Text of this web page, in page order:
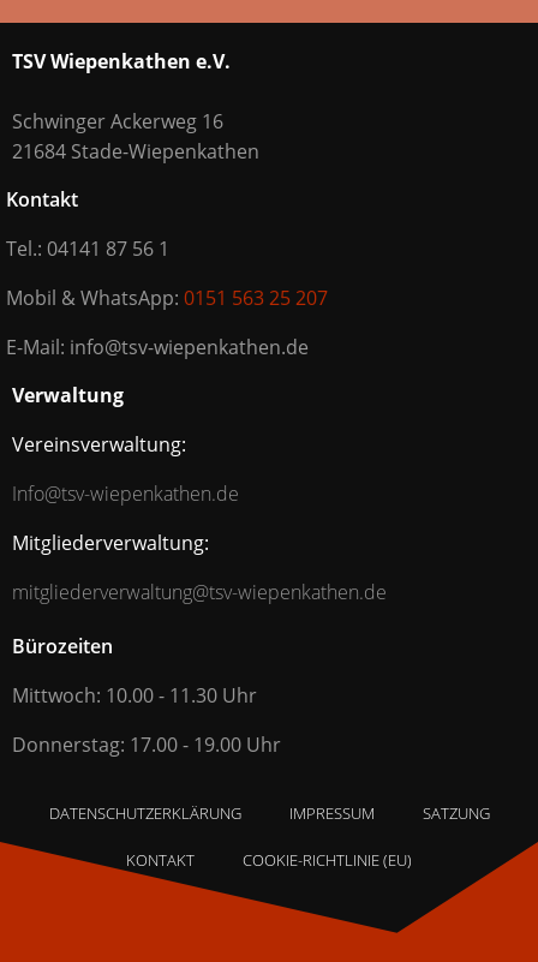
TSV Wiepenkathen e.V.
Schwinger Ackerweg 16
21684 Stade-Wiepenkathen
Kontakt
Tel.: 04141 87 56 1
Mobil & WhatsApp: 0151 563 25 207
E-Mail: info@tsv-wiepenkathen.de
Bürozeiten
Mittwoch: 10.00 - 11.30 Uhr
Donnerstag: 17.00 - 19.00 Uhr
Verwaltung
Vereinsverwaltung:
Info@tsv-wiepenkathen.de
Mitgliederverwaltung:
mitgliederverwaltung@tsv-wiepenkathen.de
DATENSCHUTZERKLÄRUNG IMPRESSUM SATZUNG
KONTAKT COOKIE-RICHTLINIE (EU)